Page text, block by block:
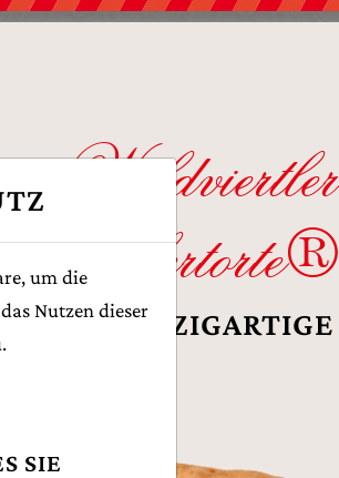
Waldviertler
EINZIGARTIGE
um die
Nutzen dieser
SIE